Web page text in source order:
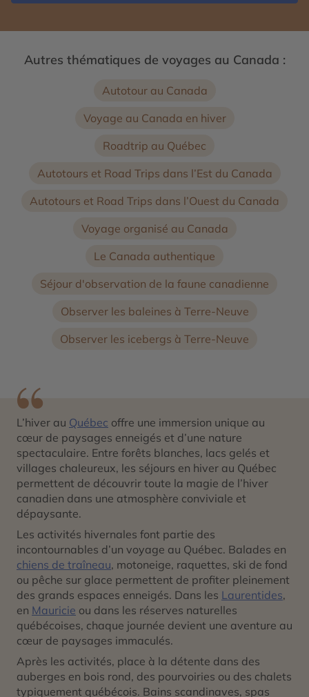
Autres thématiques de voyages au Canada :
Autotour au Canada
Voyage au Canada en hiver
Roadtrip au Québec
Autotours et Road Trips dans l’Est du Canada
Autotours et Road Trips dans l’Ouest du Canada
Voyage organisé au Canada
Le Canada authentique
Séjour d'observation de la faune canadienne
Observer les baleines à Terre-Neuve
Observer les icebergs à Terre-Neuve
L’hiver au Québec offre une immersion unique au
cœur de paysages enneigés et d’une nature
spectaculaire. Entre forêts blanches, lacs gelés et
villages chaleureux, les séjours en hiver au Québec
permettent de découvrir toute la magie de l’hiver
canadien dans une atmosphère conviviale et
dépaysante.
Les activités hivernales font partie des
incontournables d’un voyage au Québec. Balades en
chiens de traîneau, motoneige, raquettes, ski de fond
ou pêche sur glace permettent de profiter pleinement
des grands espaces enneigés. Dans les Laurentides,
en Mauricie ou dans les réserves naturelles
québécoises, chaque journée devient une aventure au
cœur de paysages immaculés.
Après les activités, place à la détente dans des
auberges en bois rond, des pourvoiries ou des chalets
typiquement québécois. Bains scandinaves, spas